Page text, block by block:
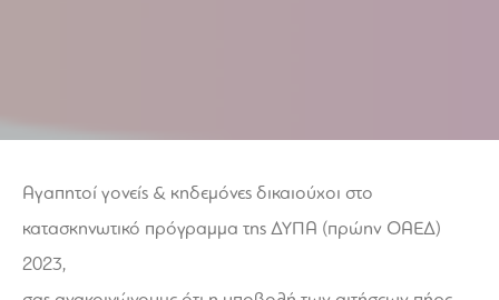
Αγαπητοί γονείς & κηδεμόνεςδικαιούχοι στο
κατασκηνωτικό πρόγραμμα της ΔΥΠΑ (πρώην ΟΑΕΔ)
2023,